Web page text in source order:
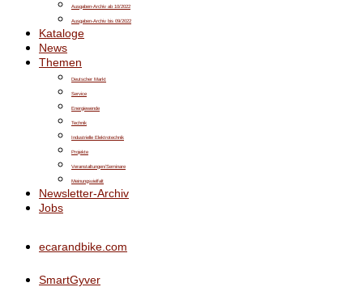
Ausgaben-Archiv ab 10/2022
Ausgaben-Archiv bis 09/2022
Kataloge
News
Themen
Deutscher Markt
Service
Energiewende
Technik
Industrielle Elektrotechnik
Projekte
Veranstaltungen/Seminare
Meinungsvielfalt
Newsletter-Archiv
Jobs
ecarandbike.com
SmartGyver